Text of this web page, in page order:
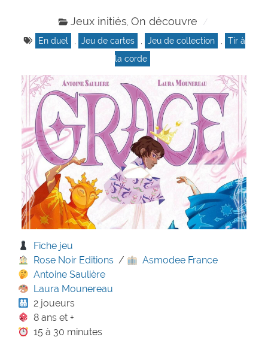
Jeux initiés, On découvre
En duel , Jeu de cartes , Jeu de collection ,
Tir à
la corde
Fiche jeu
Rose Noir Editions /
Asmodee France
Antoine Saulière
Laura Mounereau
2 joueurs
8 ans et +
15 à 30 minutes